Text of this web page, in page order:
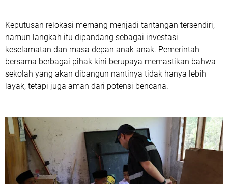
Keputusan relokasi memang menjadi tantangan tersendiri,
namun langkah itu dipandang sebagai investasi
keselamatan dan masa depan anak-anak. Pemerintah
bersama berbagai pihak kini berupaya memastikan bahwa
sekolah yang akan dibangun nantinya tidak hanya lebih
layak, tetapi juga aman dari potensi bencana.